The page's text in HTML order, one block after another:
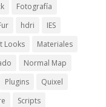
Fotografía
hdri
IES
Looks
Materiales
Normal Map
Plugins
Quixel
Scripts